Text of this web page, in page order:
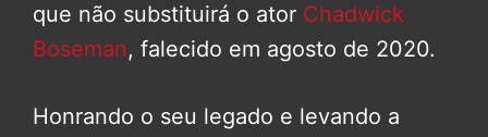
que não substituirá o ator Chadwick
Boseman, falecido em agosto de 2020.
Honrando o seu legado e levando a